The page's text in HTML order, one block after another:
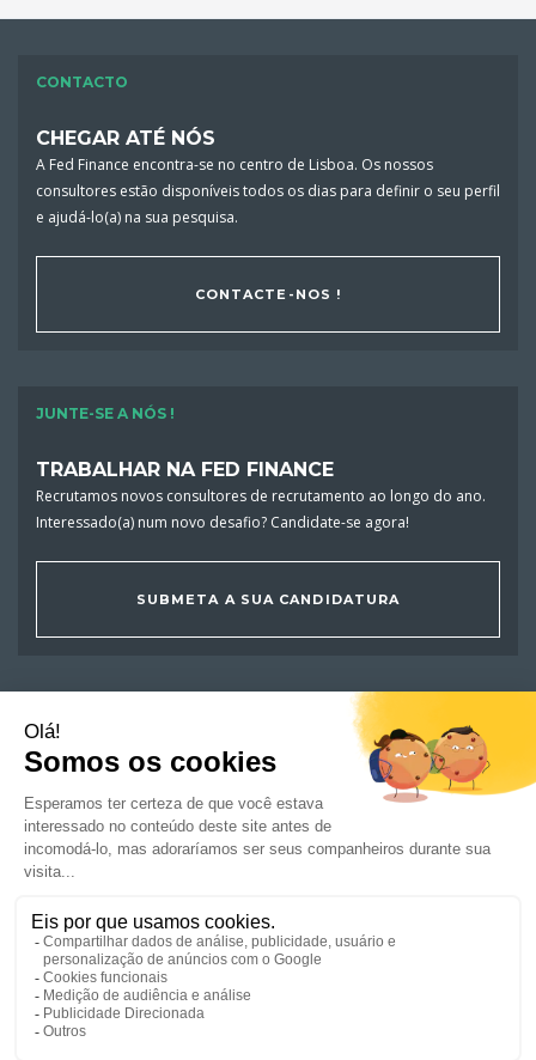
CONTACTO
CHEGAR ATÉ NÓS
A Fed Finance encontra-se no centro de Lisboa. Os nossos
consultores estão disponíveis todos os dias para definir o seu perfil
e ajudá-lo(a) na sua pesquisa.
CONTACTE-NOS !
JUNTE-SE A NÓS !
TRABALHAR NA FED FINANCE
Recrutamos novos consultores de recrutamento ao longo do ano.
Interessado(a) num novo desafio? Candidate-se agora!
SUBMETA A SUA CANDIDATURA
OFERTAS DE EMPREGO
NOTÍCIAS E CONSELHOS
RSE/COMPROMISSO